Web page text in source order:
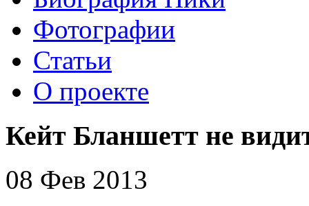
Фотографии
Статьи
О проекте
Кейт Бланшетт не
08 Фев 2013